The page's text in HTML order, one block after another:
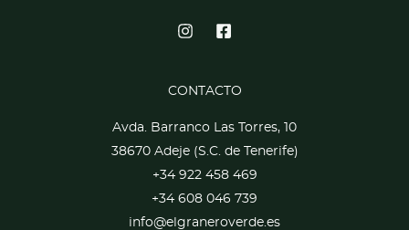
CONTACTO
Avda. Barranco Las Torres, 10
38670 Adeje (S.C. de Tenerife)
+34 922 458 469
+34 608 046 739
info@elgraneroverde.es